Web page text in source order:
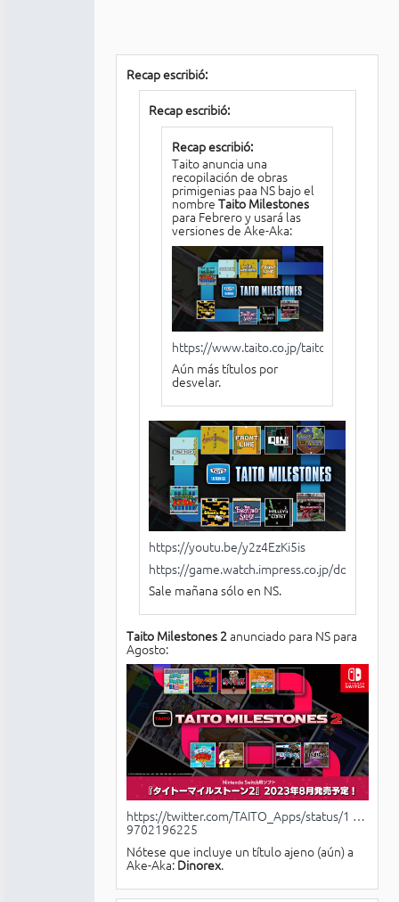
Recap escribió:
Recap escribió:
Recap escribió:
Taito anuncia una
recopilación de obras
primigenias paa NS bajo el
nombre Taito Milestones
para Febrero y usará las
versiones de Ake-Aka:
https://www.taito.co.jp/taitomilestones
Aún más títulos por
desvelar.
https://youtu.be/y2z4EzKi5is
https://game.watch.impress.co.jp/docs/
Sale mañana sólo en NS.
Taito Milestones 2anunciado para NS para
Agosto:
https://twitter.com/TAITO_Apps/status/1 …
9702196225
Nótese que incluye un título ajeno (aún) a
Ake-Aka:Dinorex.